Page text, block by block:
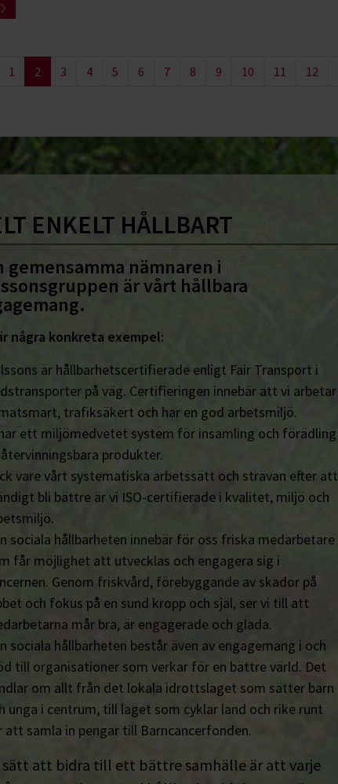
1 2 3 4 5 6 7 8 9 10 11 12
ENKELT HÅLLBART
gemensamma nämnaren i
är vårt hållbara
några konkreta exempel:
är hållbarhetscertifierade enligt Fair Transport i
på väg. Certifieringen innebär att vi arbetar
trafiksäkert och har en god arbetsmiljö.
ett miljömedvetet system för insamling och förädling
produkter.
vare vårt systematiska arbetssätt och strävan efter att
bli bättre är vi ISO-certifierade i kvalitet, miljö och
sociala hållbarheten innebär för oss friska medarbetare
får möjlighet att utvecklas och engagera sig i
Genom friskvård, förebyggande av skador på
och fokus på en sund kropp och själ, ser vi till att
mår bra, är engagerade och glada.
sociala hållbarheten består även av engagemang i och
till organisationer som verkar för en bättre värld. Det
om allt från det lokala idrottslaget som sätter barn
unga i centrum, till laget som cyklar land och rike runt
att samla in pengar till Barncancerfonden.
sätt att bidra till ett bättre samhälle är att varje